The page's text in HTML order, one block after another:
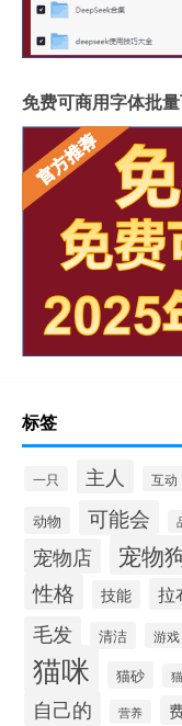
免费可商用字体批
标签
一只 主人 互动
动物 可能会
宠物店 宠物
性格 技能 拉
毛发 清洁 游戏
猫咪 猫砂
自己的 营养